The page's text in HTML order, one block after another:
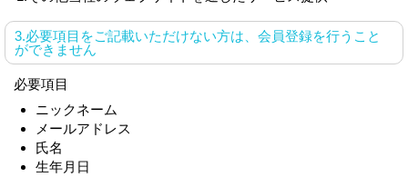
3.必要項目をご記載いただけない方は、会員登録を行うこと
ができません
必要項目
ニックネーム
メールアドレス
氏名
生年月日